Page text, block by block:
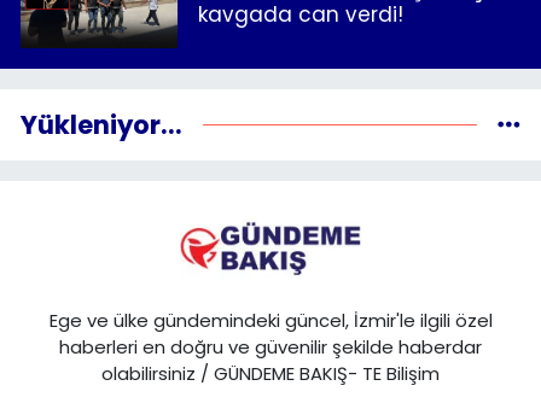
kavgada can verdi!
Yükleniyor...
Ege ve ülke gündemindeki güncel, İzmir'le ilgili özel
haberleri en doğru ve güvenilir şekilde haberdar
olabilirsiniz / GÜNDEME BAKIŞ- TE Bilişim